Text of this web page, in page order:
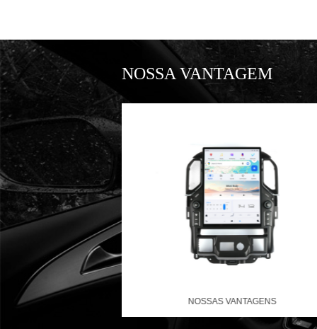
NOSSA VANTAGEM
NOSSAS VANTAGENS